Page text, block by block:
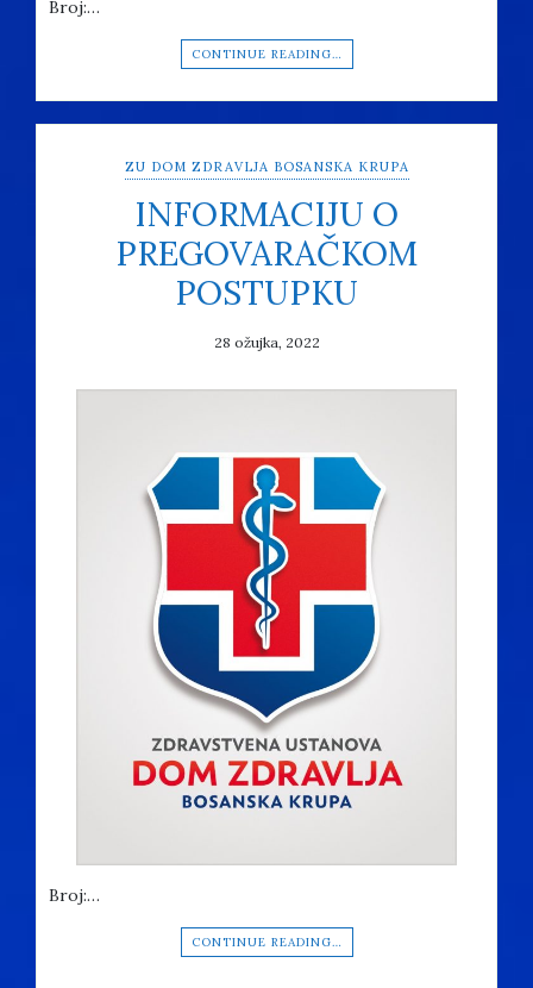
Broj:…
CONTINUE READING…
ZU DOM ZDRAVLJA BOSANSKA KRUPA
INFORMACIJU O
PREGOVARAČKOM
POSTUPKU
28 ožujka, 2022
Broj:…
CONTINUE READING…